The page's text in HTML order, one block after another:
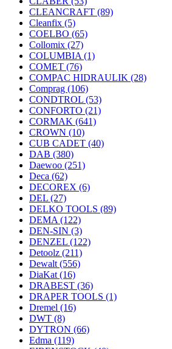
CLEANCRAFT (89)
Cleanfix (5)
COELBO (65)
Collomix (27)
COLUMBIA (1)
COMET (76)
COMPAC HIDRAULIK (28)
Comprag (106)
CONDTROL (53)
CONFORTO (21)
CORMAK (641)
CROWN (10)
CUB CADET (40)
DAB (380)
Daewoo (251)
Deca (62)
DECOREX (6)
DEL (27)
DELKO TOOLS (89)
DEMA (122)
DEN-SIN (3)
DENZEL (122)
Detoolz (211)
Dewalt (556)
DiaKat (16)
DRABEST (36)
DRAPER TOOLS (1)
Dremel (16)
DWT (8)
DYTRON (66)
Edma (119)